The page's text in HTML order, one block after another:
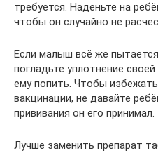
требуется. Наденьте на
чтобы он случайно не
Если малыш всё же
погладьте уплотнение
ему попить. Чтобы
вакцинации, не давайте
прививания он его принимал.
Лучше заменить препарат